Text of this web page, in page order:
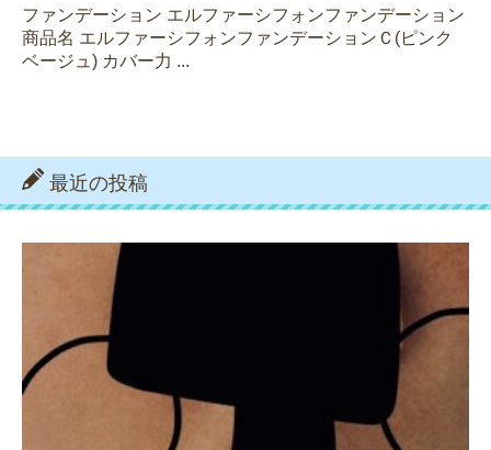
ファンデーション エルファーシフォンファンデーション
商品名 エルファーシフォンファンデーションＣ(ピンク
ベージュ) カバー力 ...
最近の投稿